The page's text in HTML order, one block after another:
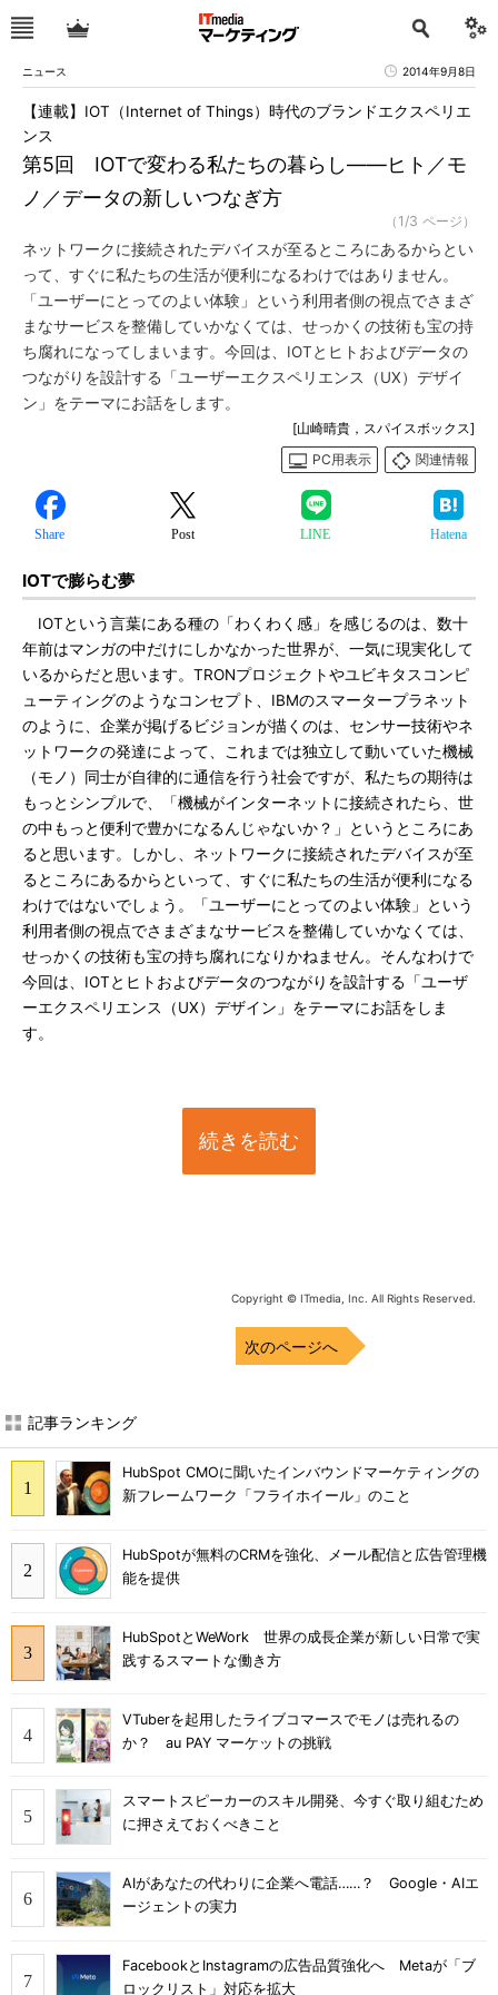
ニュース 2014年9月8日
第5回 IOTで変わる私たちの暮らし――ヒト／モ
ノ／データの新しいつなぎ方
【連載】IOT（Internet of Things）時代のブランドエクスペリエ
ンス
（1/3 ページ）
ネットワークに接続されたデバイスが至るところにあるからとい
って、すぐに私たちの生活が便利になるわけではありません。
「ユーザーにとってのよい体験」という利用者側の視点でさまざ
まなサービスを整備していかなくては、せっかくの技術も宝の持
ち腐れになってしまいます。今回は、IOTとヒトおよびデータの
つながりを設計する「ユーザーエクスペリエンス（UX）デザイ
ン」をテーマにお話をします。
[山崎晴貴，スパイスボックス]
PC用表示
関連情報
Share Post LINE Hatena
IOTで膨らむ夢
IOTという言葉にある種の「わくわく感」を感じるのは、数十
年前はマンガの中だけにしかなかった世界が、一気に現実化して
いるからだと思います。TRONプロジェクトやユビキタスコンピ
ューティングのようなコンセプト、IBMのスマータープラネット
のように、企業が掲げるビジョンが描くのは、センサー技術やネ
ットワークの発達によって、これまでは独立して動いていた機械
（モノ）同士が自律的に通信を行う社会ですが、私たちの期待は
もっとシンプルで、「機械がインターネットに接続されたら、世
の中もっと便利で豊かになるんじゃないか？」というところにあ
ると思います。しかし、ネットワークに接続されたデバイスが至
るところにあるからといって、すぐに私たちの生活が便利になる
わけではないでしょう。「ユーザーにとってのよい体験」という
利用者側の視点でさまざまなサービスを整備していかなくては、
せっかくの技術も宝の持ち腐れになりかねません。そんなわけで
今回は、IOTとヒトおよびデータのつながりを設計する「ユーザ
ーエクスペリエンス（UX）デザイン」をテーマにお話をしま
す。
続きを読む
Copyright © ITmedia, Inc. All Rights Reserved.
次のページへ
記事ランキング
HubSpot CMOに聞いたインバウンドマーケティングの
新フレームワーク「フライホイール」のこと
HubSpotが無料のCRMを強化、メール配信と広告管理機
能を提供
HubSpotとWeWork 世界の成長企業が新しい日常で実
践するスマートな働き方
VTuberを起用したライブコマースでモノは売れるの
か？ au PAY マーケットの挑戦
スマートスピーカーのスキル開発、今すぐ取り組むため
に押さえておくべきこと
AIがあなたの代わりに企業へ電話……？ Google・AIエ
ージェントの実力
FacebookとInstagramの広告品質強化へ Metaが「ブ
ロックリスト」対応を拡大